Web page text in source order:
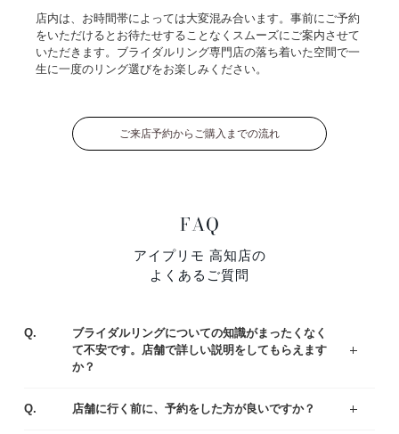
店内は、お時間帯によっては大変混み合います。事前にご予約
をいただけるとお待たせすることなくスムーズにご案内させて
いただきます。ブライダルリング専門店の落ち着いた空間で一
生に一度のリング選びをお楽しみください。
ご来店予約からご購入までの流れ
FAQ
アイプリモ 高知店の
よくあるご質問
Q.
ブライダルリングについての知識がまったくなく
て不安です。店舗で詳しい説明をしてもらえます
か？
Q.
店舗に行く前に、予約をした方が良いですか？